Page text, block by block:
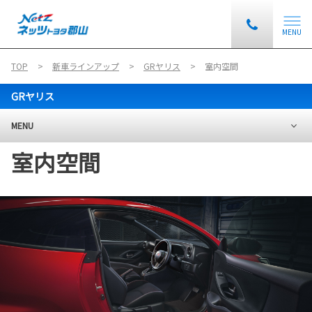
MENU
TOP 新車ラインアップ GRヤリス 室内空間
GRヤリス
MENU
室内空間